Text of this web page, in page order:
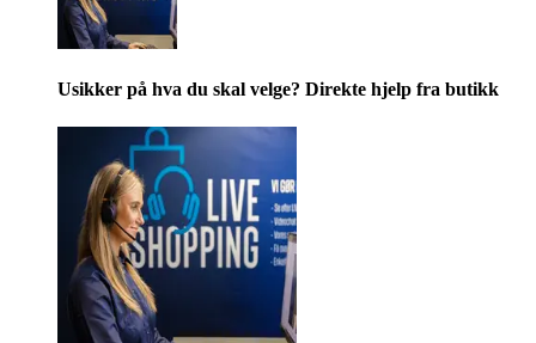
Usikker på hva du skal velge? Direkte hjelp fra butikk